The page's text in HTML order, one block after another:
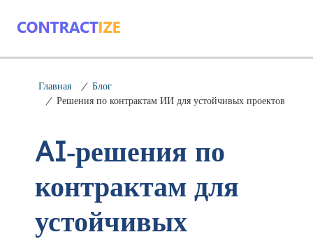
Главная / Блог
/ Решения по контрактам ИИ для устойчивых проектов
AI‑решения по
контрактам для
устойчивых